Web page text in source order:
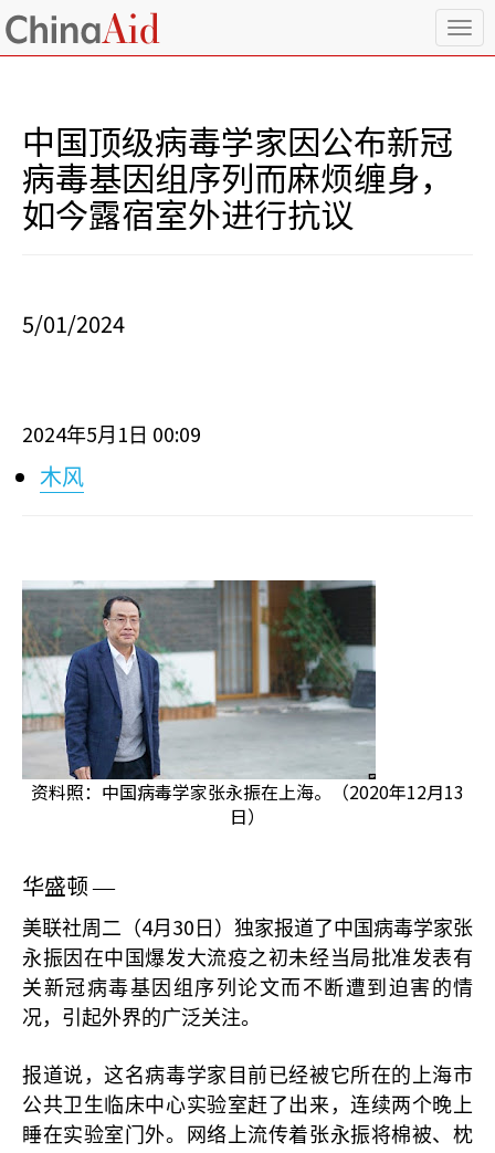
T
o
中国顶级病毒学家因公布新冠
病毒基因组序列而麻烦缠身，
如今露宿室外进行抗议
5/01/2024
2024年5月 1 日 00:09
木风
资料照：中国病毒学家张永振在上海。（2020年12月13
日）
华盛顿 —
美联社周二（4月 30 日）独家报道了中国病毒学家张
永振因在中国爆发大流疫之初未经当局批准发表有
关新冠病毒基因组序列论文而不断遭到迫害的情
况，引起外界的广泛关注。
报道说，这名病毒学家目前已经被它所在的上海市
公共卫生临床中心实验室赶了出来，连续两个晚上
睡在实验室门外。网络上流传着张永振将棉被、枕